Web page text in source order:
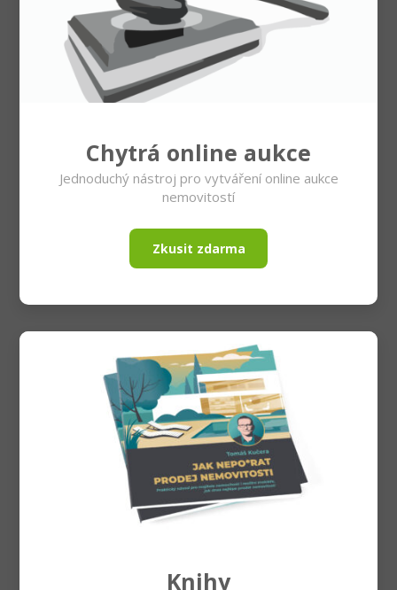
Chytrá online aukce
Jednoduchý nástroj pro vytváření online aukce
nemovitostí
Zkusit zdarma
Knihy